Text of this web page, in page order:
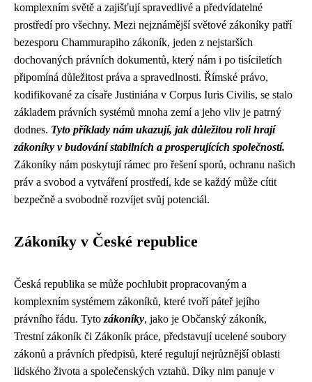
komplexním světě a zajišťují spravedlivé a předvídatelné
prostředí pro všechny. Mezi nejznámější světové zákoníky patří
bezesporu Chammurapiho zákoník, jeden z nejstarších
dochovaných právních dokumentů, který nám i po tisíciletích
připomíná důležitost práva a spravedlnosti. Římské právo,
kodifikované za císaře Justiniána v Corpus Iuris Civilis, se stalo
základem právních systémů mnoha zemí a jeho vliv je patrný
dodnes. Tyto příklady nám ukazují, jak důležitou roli hrají
zákoníky v budování stabilních a prosperujících společností.
Zákoníky nám poskytují rámec pro řešení sporů, ochranu našich
práv a svobod a vytváření prostředí, kde se každý může cítit
bezpečně a svobodně rozvíjet svůj potenciál.
Zákoníky v České republice
Česká republika se může pochlubit propracovaným a
komplexním systémem zákoníků, které tvoří páteř jejího
právního řádu. Tyto zákoníky, jako je Občanský zákoník,
Trestní zákoník či Zákoník práce, představují ucelené soubory
zákonů a právních předpisů, které regulují nejrůznější oblasti
lidského života a společenských vztahů. Díky nim panuje v